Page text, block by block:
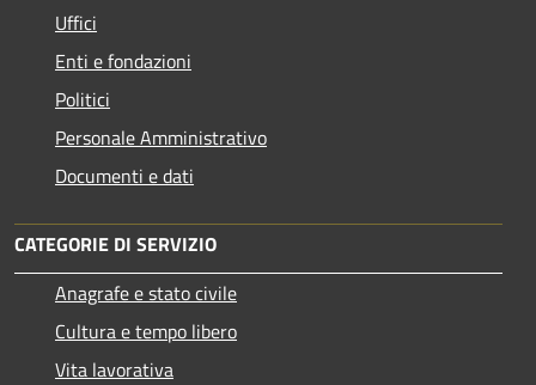
Uffici
Enti e fondazioni
Politici
Personale Amministrativo
Documenti e dati
CATEGORIE DI SERVIZIO
Anagrafe e stato civile
Cultura e tempo libero
Vita lavorativa